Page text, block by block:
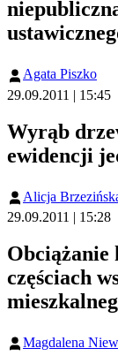
Agata Piszko
29.09.2011 | 15:45
Wyrąb
ewidencji
Alicja
29.09.2011 | 15:28
Obciążanie
częściach
Magdalena